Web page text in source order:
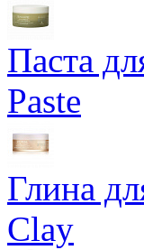
Паста
Paste
Глина
Clay